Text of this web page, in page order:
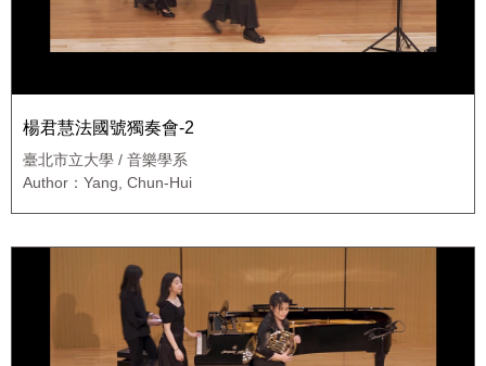
楊君慧法國號獨奏會-2
臺北市立大學 / 音樂學系
Author：Yang, Chun-Hui